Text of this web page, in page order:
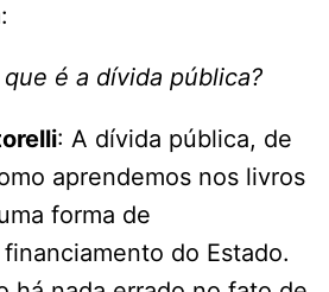
que é a dívida pública?
: A dívida pública, de
aprendemos nos livros
forma de
do Estado.